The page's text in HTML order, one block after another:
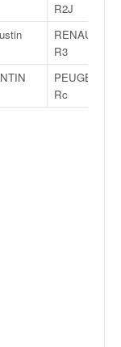
R2J
RENAULT
R3
PEUGEOT
Rc